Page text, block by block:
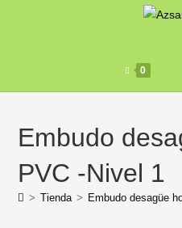
0
Embudo
PVC -Nivel 1
> Tienda > Embudo desagüe